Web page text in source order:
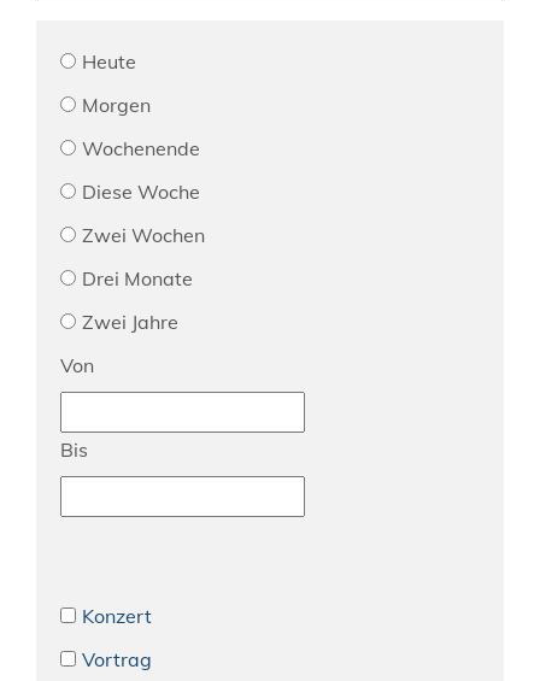
Heute
Morgen
Wochenende
Diese Woche
Zwei Wochen
Drei Monate
Zwei Jahre
Von
Bis
Konzert
Vortrag